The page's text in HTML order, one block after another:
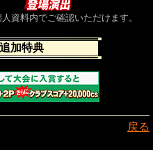
資料内でご確認いただけます。
加特典
戻る